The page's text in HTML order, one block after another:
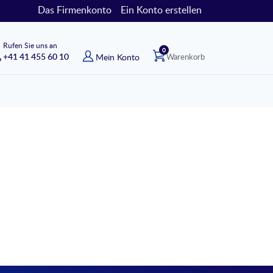
Das Firmenkonto Ein Konto erstellen
Rufen Sie uns an
+41 41 455 60 10 Mein Konto Warenkorb
0Artikel